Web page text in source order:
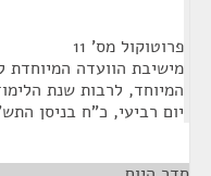
פרוטוקול מס' 11
מישיבת הוועדה המיוחדת
המיוחד, לרבות שנת
יום רביעי, כ"ח בניסן התש"ף (22 באפריל 2020),